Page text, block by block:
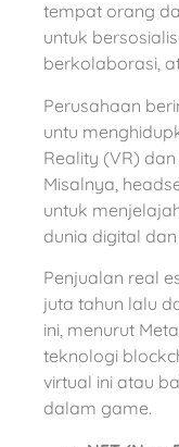
tempat orang
untuk
berkolaborasi,
Perusahaan
untu
Reality (VR)
Misalnya,
untuk
dunia digital
Penjualan real
juta tahun lalu
ini, menurut
teknologi
virtual ini atau
dalam game.